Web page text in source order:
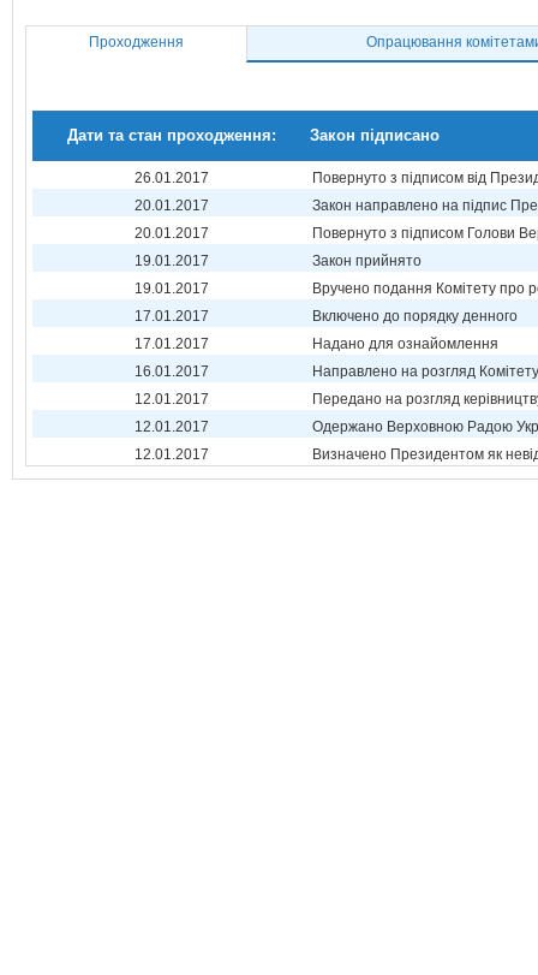
Проходження Опрацювання
Дати та стан проходження: Закон підписано
26.01.2017
Повернуто з підписом від
20.01.2017
Закон направлено на підпис
20.01.2017
Повернуто з підписом Голови
19.01.2017
Закон прийнято
19.01.2017
Вручено подання Комітету про
17.01.2017
Включено до порядку денного
17.01.2017
Надано для ознайомлення
16.01.2017
Направлено на розгляд Комітету
12.01.2017
Передано на розгляд
12.01.2017
Одержано Верховною Радою
12.01.2017
Визначено Президентом як